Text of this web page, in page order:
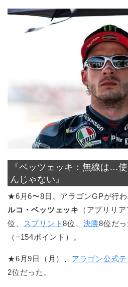
『ベッツェッキ：無線は…
んじゃない』
★6月6〜8日、アラゴンGPが行
ルコ・ベッツェッキ
（アプリリ
位、
スプリント8位、 決勝8位だ
（−154ポイント）。
★6月9日（月）、 アラゴン公式テ
2位だった。